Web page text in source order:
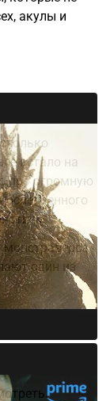
акулы и
встало на
про огромную
монстраверса
один из